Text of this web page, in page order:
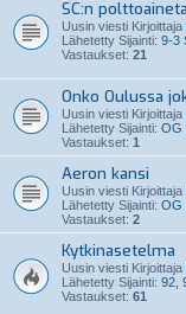
SC:n
Uusin viesti Kirjoittaja
Lähetetty Sijainti: 9-3
Vastaukset: 21
Onko Oulussa
Uusin viesti Kirjoittaja
Lähetetty Sijainti: OG
Vastaukset: 1
Aeron kansi
Uusin viesti Kirjoittaja
Lähetetty Sijainti: OG
Vastaukset: 2
Kytkinasetelma
Uusin viesti Kirjoittaja
Lähetetty Sijainti: 92,
Vastaukset: 61